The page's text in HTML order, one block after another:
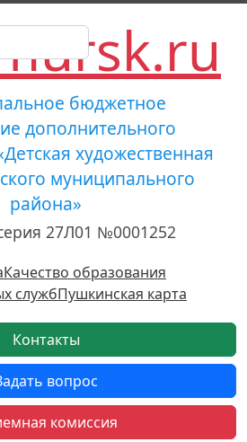
бюджетное
дополнительного
художественная
муниципального
района»
27Л01 №0001252
Качество образования
службПушкинская карта
Контакты
вопрос
комиссия